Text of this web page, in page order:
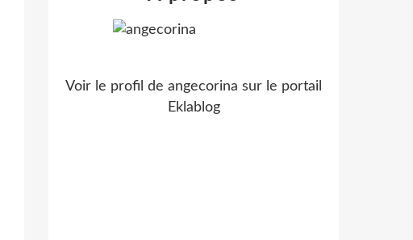
Voir le profil de angecorina sur le portail
Eklablog